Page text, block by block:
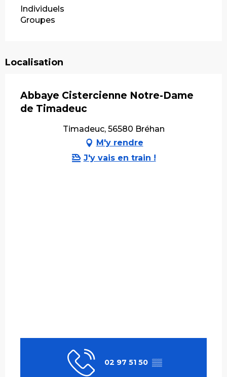
Individuels
Groupes
Localisation
Abbaye Cistercienne Notre-Dame
de Timadeuc
Timadeuc, 56580 Bréhan
M'y rendre
J'y vais en train !
02 97 51 50 ▒▒